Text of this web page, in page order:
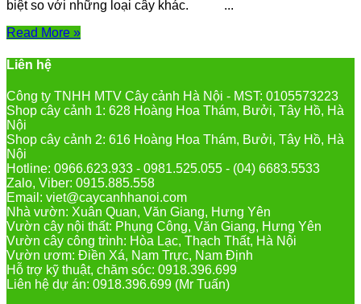
biệt so với những loại cây khác. ...
Read More »
Liên hệ
Công ty TNHH MTV Cây cảnh Hà Nội - MST: 0105573223
Shop cây cảnh 1: 628 Hoàng Hoa Thám, Bưởi, Tây Hồ, Hà
Nội
Shop cây cảnh 2: 616 Hoàng Hoa Thám, Bưởi, Tây Hồ, Hà
Nội
Hotline: 0966.623.933 - 0981.525.055 - (04) 6683.5533
Zalo, Viber: 0915.885.558
Email: viet@caycanhhanoi.com
Nhà vườn: Xuân Quan, Văn Giang, Hưng Yên
Vườn cây nội thất: Phụng Công, Văn Giang, Hưng Yên
Vườn cây công trình: Hòa Lạc, Thạch Thất, Hà Nội
Vườn ươm: Điền Xá, Nam Trực, Nam Định
Hỗ trợ kỹ thuật, chăm sóc: 0918.396.699
Liên hệ dự án: 0918.396.699 (Mr Tuấn)